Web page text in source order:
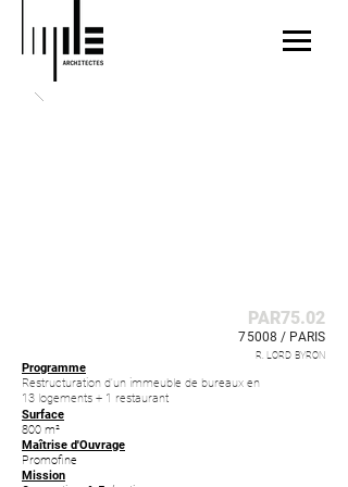
PAR75.02
75008 / PARIS
R. LORD BYRON
Programme
Restructuration d'un immeuble de bureaux en
13 logements + 1 restaurant
Surface
800 m²
Maîtrise d'Ouvrage
Promofine
Mission